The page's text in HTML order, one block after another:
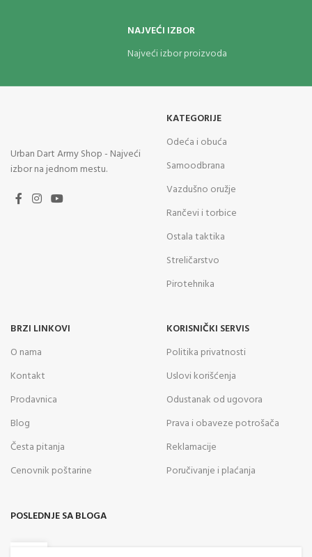
NAJVEĆI IZBOR
Najveći izbor proizvoda
Urban Dart Army Shop - Najveći
izbor na jednom mestu.
KATEGORIJE
Odeća i obuća
Samoodbrana
Vazdušno oružje
Rančevi i torbice
Ostala taktika
Streličarstvo
Pirotehnika
BRZI LINKOVI
O nama
Kontakt
Prodavnica
Blog
Česta pitanja
Cenovnik poštarine
KORISNIČKI SERVIS
Politika privatnosti
Uslovi korišćenja
Odustanak od ugovora
Prava i obaveze potrošača
Reklamacije
Poručivanje i plaćanja
POSLEDNJE SA BLOGA